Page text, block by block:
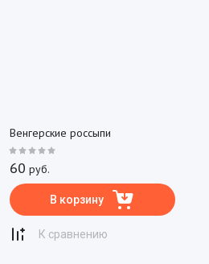
Венгерские россыпи
60 руб.
В корзину
К сравнению